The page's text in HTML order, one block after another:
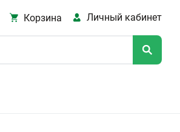
Корзина Личный кабинет